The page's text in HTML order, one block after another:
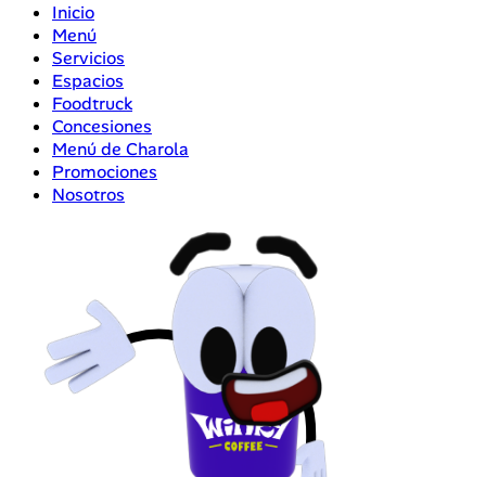
Inicio
Menú
Servicios
Espacios
Foodtruck
Concesiones
Menú de Charola
Promociones
Nosotros